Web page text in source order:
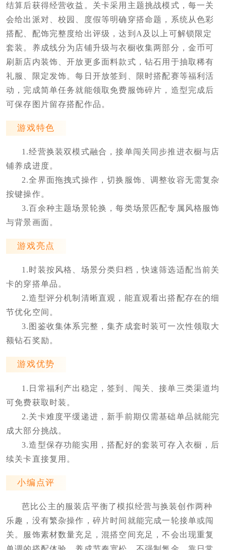
结算后获得经营收益。关卡采用主题挑战模式，每一关
会给出派对、校园、度假等明确穿搭命题，系统从色彩
搭配、配饰完整度给出评级，达到A及以上可解锁限定
套装。养成线分为店铺升级与衣橱收集两部分，金币可
刷新店内装饰、开放更多面料款式，钻石用于抽取稀有
礼服、限定发饰。每日开放签到、限时搭配赛等福利活
动，完成简单任务就能领取免费服饰碎片，造型完成后
可保存图片留存搭配作品。
游戏特色
1.经营换装双模式融合，接单闯关同步推进衣橱与店
铺养成进度。
2.全界面拖拽式操作，切换服饰、调整妆容无需复杂
按键操作。
3.百余种主题场景轮换，每类场景匹配专属风格服饰
与背景画面。
游戏亮点
1.时装按风格、场景分类归档，快速筛选适配当前关
卡的穿搭单品。
2.造型评分机制清晰直观，能直观看出搭配存在的细
节优化空间。
3.图鉴收集体系完整，集齐成套时装可一次性领取大
额钻石奖励。
游戏优势
1.日常福利产出稳定，签到、闯关、接单三类渠道均
可免费获取时装。
2.关卡难度平缓递进，新手前期仅需基础单品就能完
成大部分挑战。
3.造型保存功能实用，搭配好的套装可存入衣橱，后
续关卡直接复用。
小编点评
芭比公主的服装店平衡了模拟经营与换装创作两种
乐趣，没有繁杂操作，碎片时间就能完成一轮接单或闯
关。服饰素材数量充足，混搭空间充足，不会出现重复